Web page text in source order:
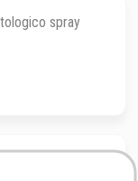
spray